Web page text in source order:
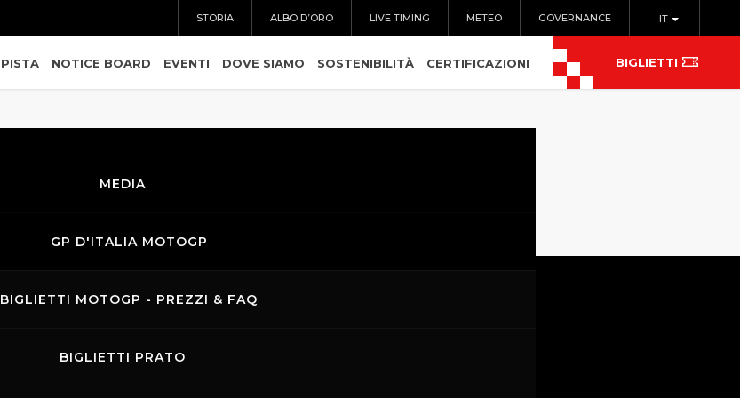
IT
STORIA ALBO D’ORO LIVE TIMING METEO GOVERNANCE
PISTA NOTICE BOARD EVENTI DOVE SIAMO SOSTENIBILITÀ CERTIFICAZIONI
MEDIA
GP D'ITALIA MOTOGP
BIGLIETTI MOTOGP - PREZZI & FAQ
BIGLIETTI PRATO
BIGLIETTI